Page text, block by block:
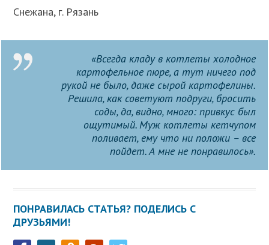
Снежана, г. Рязань
«Всегда кладу в котлеты холодное
картофельное пюре, а тут ничего под
рукой не было, даже сырой картофелины.
Решила, как советуют подруги, бросить
соды, да, видно, много: привкус был
ощутимый. Муж котлеты кетчупом
поливает, ему что ни положи – все
пойдет. А мне не понравилось».
ПОНРАВИЛАСЬ СТАТЬЯ? ПОДЕЛИСЬ С
ДРУЗЬЯМИ!